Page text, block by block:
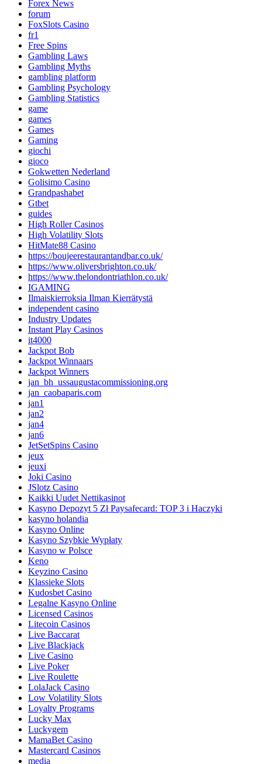
Forex News
forum
FoxSlots Casino
fr1
Free Spins
Gambling Laws
Gambling Myths
gambling platform
Gambling Psychology
Gambling Statistics
game
games
Games
Gaming
giochi
gioco
Gokwetten Nederland
Golisimo Casino
Grandpashabet
Gtbet
guides
High Roller Casinos
High Volatility Slots
HitMate88 Casino
https://boujeerestaurantandbar.co.uk/
https://www.oliversbrighton.co.uk/
https://www.thelondontriathlon.co.uk/
IGAMING
Ilmaiskierroksia Ilman Kierrätystä
independent casino
Industry Updates
Instant Play Casinos
it4000
Jackpot Bob
Jackpot Winnaars
Jackpot Winners
jan_bh_ussaugustacommissioning.org
jan_caobaparis.com
jan1
jan2
jan4
jan6
JetSetSpins Casino
jeux
jeuxi
Joki Casino
JSlotz Casino
Kaikki Uudet Nettikasinot
Kasyno Depozyt 5 Zł Paysafecard: TOP 3 i Haczyki
kasyno holandia
Kasyno Online
Kasyno Szybkie Wypłaty
Kasyno w Polsce
Keno
Keyzino Casino
Klassieke Slots
Kudosbet Casino
Legalne Kasyno Online
Licensed Casinos
Litecoin Casinos
Live Baccarat
Live Blackjack
Live Casino
Live Poker
Live Roulette
LolaJack Casino
Low Volatility Slots
Loyalty Programs
Lucky Max
Luckygem
MamaBet Casino
Mastercard Casinos
media